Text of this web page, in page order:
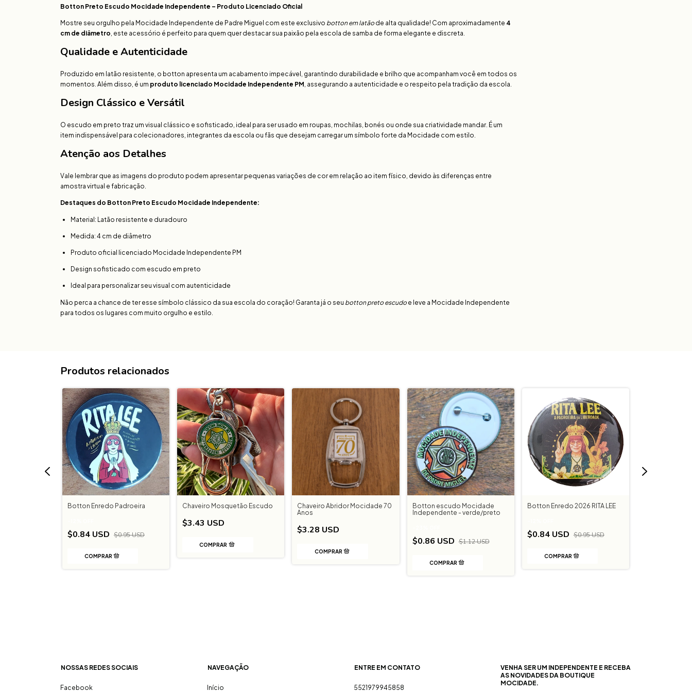
Botton Preto Escudo Mocidade Independente – Produto Licenciado Oficial
Mostre seu orgulho pela Mocidade Independente de Padre Miguel com este exclusivo botton em latão de alta qualidade! Com aproximadamente 4
cm de diâmetro, este acessório é perfeito para quem quer destacar sua paixão pela escola de samba de forma elegante e discreta.
Qualidade e Autenticidade
Produzido em latão resistente, o botton apresenta um acabamento impecável, garantindo durabilidade e brilho que acompanham você em todos os
momentos. Além disso, é um produto licenciado Mocidade Independente PM, assegurando a autenticidade e o respeito pela tradição da escola.
Design Clássico e Versátil
O escudo em preto traz um visual clássico e sofisticado, ideal para ser usado em roupas, mochilas, bonés ou onde sua criatividade mandar. É um
item indispensável para colecionadores, integrantes da escola ou fãs que desejam carregar um símbolo forte da Mocidade com estilo.
Atenção aos Detalhes
Vale lembrar que as imagens do produto podem apresentar pequenas variações de cor em relação ao item físico, devido às diferenças entre
amostra virtual e fabricação.
Destaques do Botton Preto Escudo Mocidade Independente:
Material: Latão resistente e duradouro
Medida: 4 cm de diâmetro
Produto oficial licenciado Mocidade Independente PM
Design sofisticado com escudo em preto
Ideal para personalizar seu visual com autenticidade
Não perca a chance de ter esse símbolo clássico da sua escola do coração! Garanta já o seu botton preto escudo e leve a Mocidade Independente
para todos os lugares com muito orgulho e estilo.
Produtos relacionados
Botton Enredo Padroeira
$0.84 USD $0.95 USD
Chaveiro Mosquetão Escudo
$3.43 USD
Chaveiro Abridor Mocidade 70
Anos
$3.28 USD
Botton escudo Mocidade
Independente - verde/preto
$0.86 USD $1.12 USD
Botton Enredo 2026 RITA LEE
$0.84 USD $0.95 USD
NOSSAS REDES SOCIAIS
Facebook
NAVEGAÇÃO
Início
ENTRE EM CONTATO
5521979945858
VENHA SER UM INDEPENDENTE E RECEBA
AS NOVIDADES DA BOUTIQUE
MOCIDADE.